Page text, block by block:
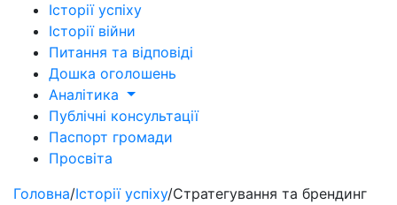
Історії успіху
Історії війни
Питання та відповіді
Дошка оголошень
Аналітика
Публічні консультації
Паспорт громади
Просвіта
Головна/Історії успіху/Стратегування та брендинг